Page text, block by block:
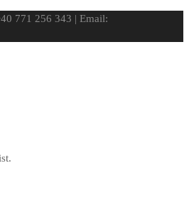
771 256 343 | Email: